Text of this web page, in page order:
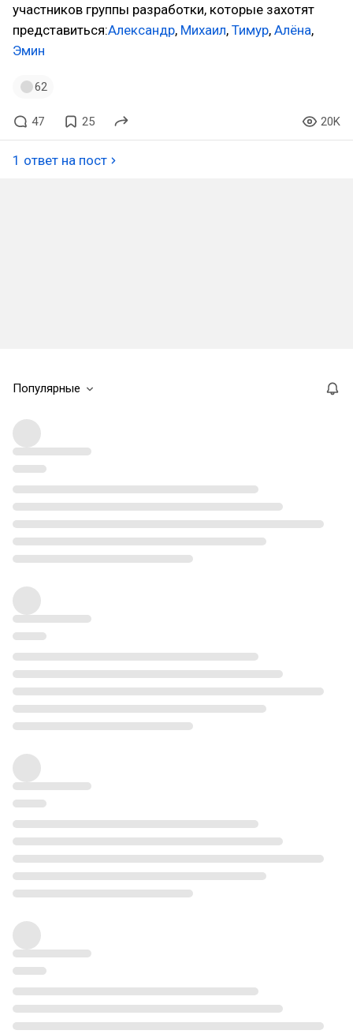
участников группы разработки, которые захотят
представиться:Александр, Михаил, Тимур, Алёна,
Эмин
62
47 25 20K
1 ответ на пост
Популярные